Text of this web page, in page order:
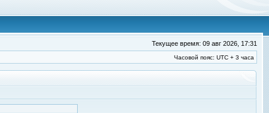
Текущее время: 09 авг 2026, 17:31
Часовой пояс: UTC + 3 часа